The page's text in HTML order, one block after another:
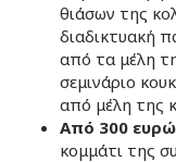
θιάσων της
διαδικτυακή
από τα μέλη
σεμινάριο
από μέλη της
Από 300
κομμάτι της